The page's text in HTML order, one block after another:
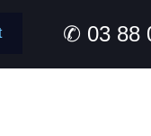
✆ 03 88